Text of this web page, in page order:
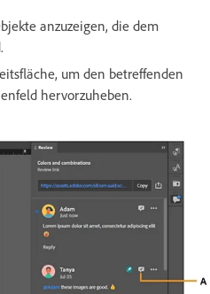
anzuzeigen, die dem
um den betreffenden
hervorzuheben.